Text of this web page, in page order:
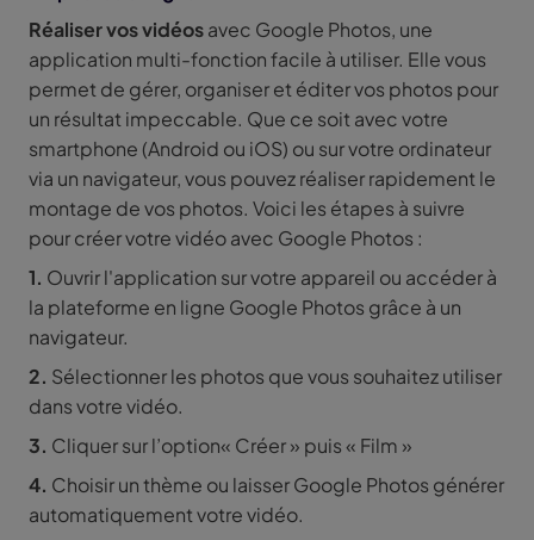
Réaliser vos vidéosavec Google Photos, une
application multi-fonction facile à utiliser. Elle vous
permet de gérer, organiser et éditer vos photos pour
un résultat impeccable. Que ce soit avec votre
smartphone (Android ou iOS) ou sur votre ordinateur
via un navigateur, vous pouvez réaliser rapidement le
montage de vos photos. Voici les étapes à suivre
pour créer votre vidéo avec Google Photos :
1. Ouvrir l'application sur votre appareil ou accéder à
la plateforme en ligne Google Photos grâce à un
navigateur.
2. Sélectionner les photos que vous souhaitez utiliser
dans votre vidéo.
3. Cliquer sur l’option« Créer » puis « Film »
4. Choisir un thème ou laisser Google Photos générer
automatiquement votre vidéo.